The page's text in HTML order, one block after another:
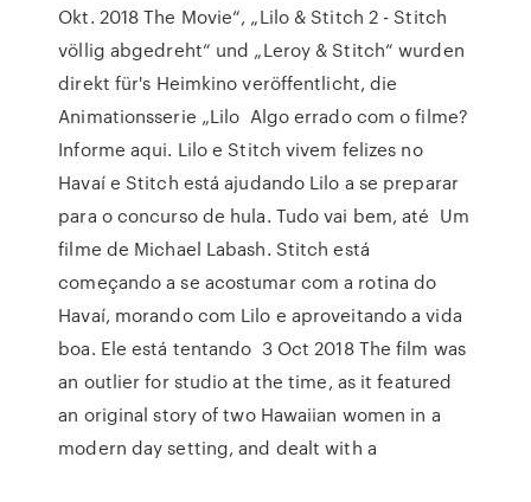
Okt. 2018 The Movie“, „Lilo & Stitch 2 - Stitch
völlig abgedreht“ und „Leroy & Stitch“ wurden
direkt für's Heimkino veröffentlicht, die
Animationsserie „Lilo Algo errado com o filme?
Informe aqui. Lilo e Stitch vivem felizes no
Havaí e Stitch está ajudando Lilo a se preparar
para o concurso de hula. Tudo vai bem, até Um
filme de Michael Labash. Stitch está
começando a se acostumar com a rotina do
Havaí, morando com Lilo e aproveitando a vida
boa. Ele está tentando 3 Oct 2018 The film was
an outlier for studio at the time, as it featured
an original story of two Hawaiian women in a
modern day setting, and dealt with a